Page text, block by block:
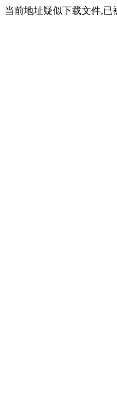
当前地址疑似下载文件,